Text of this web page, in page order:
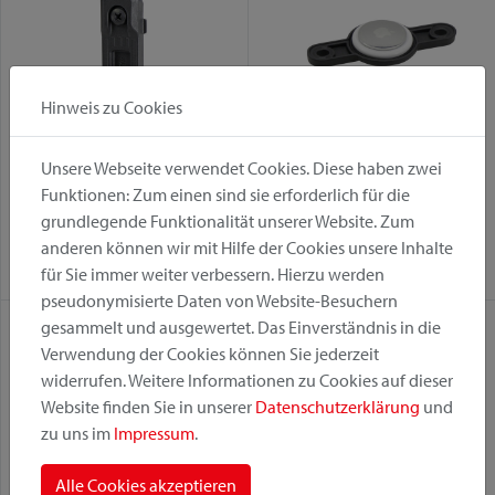
Duo Adapter
Befestigungsvariante:
Duo
FindMe
Befestigungsvariante:
Fix
Hinweis zu Cookies
Unsere Webseite verwendet Cookies. Diese haben zwei
Funktionen: Zum einen sind sie erforderlich für die
grundlegende Funktionalität unserer Website. Zum
anderen können wir mit Hilfe der Cookies unsere Inhalte
für Sie immer weiter verbessern. Hierzu werden
pseudonymisierte Daten von Website-Besuchern
gesammelt und ausgewertet. Das Einverständnis in die
Verwendung der Cookies können Sie jederzeit
widerrufen. Weitere Informationen zu Cookies auf dieser
Website finden Sie in unserer Datenschutzerklärung und
zu uns im Impressum.
Alle Cookies akzeptieren